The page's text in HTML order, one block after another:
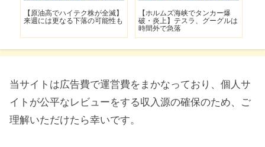
【原油高でハイテク株が全滅】
来週には更なる下落の可能性も
【ホルムズ海峡でタンカー爆
破・炎上】テスラ、グーグルは
時間外で急落
当サイトは広告費で運営費をまかなっており、個人サ
イトが公平なレビューをする収入源の確保のため、ご
理解いただけたら幸いです。